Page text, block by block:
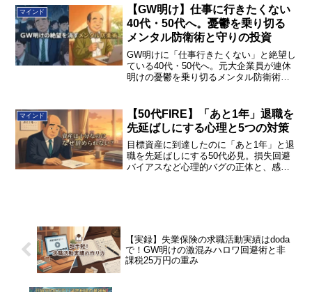
体」と「世間体」を克服するためのアド
ラー流思考法を実体験を交えて解説しま
す。
マインド
【GW明け】仕事に行きたくない
40代・50代へ。憂鬱を乗り切る
メンタル防衛術と守りの投資
GW明けに「仕事行きたくない」と絶望し
ている40代・50代へ。元大企業員が連休
明けの憂鬱を乗り切るメンタル防衛術
基づく処方箋で、心を軽くしませんか？
マインド
【50代FIRE】「あと1年」退職を
先延ばしにする心理と5つの対策
目標資産に到達したのに「あと1年」と退
職を先延ばしにする50代必見。損失回避
バイアスなど心理的バグの正体と、感情
【実録】失業保険の求職活動実績はdoda
で！GW明けの激混みハロワ回避術と非
課税25万円の重み